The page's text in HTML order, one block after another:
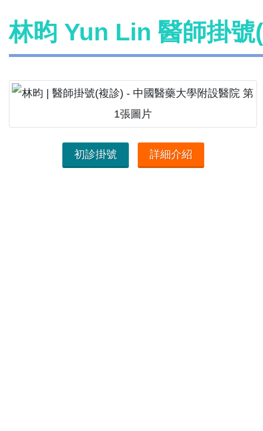
林昀 Yun Lin 醫師掛號
初診掛號 詳細介紹